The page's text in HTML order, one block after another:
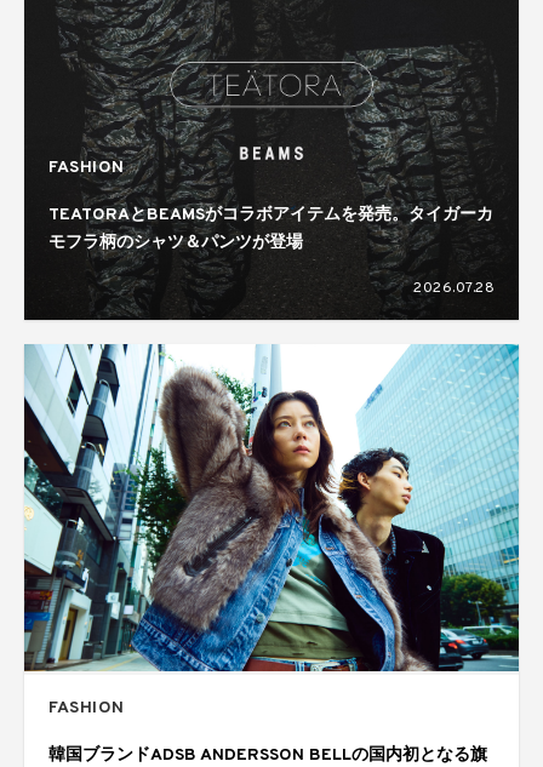
FASHION
TEATORAとBEAMSがコラボアイテムを発売。タイガーカ
モフラ柄のシャツ＆パンツが登場
2026.07.28
FASHION
韓国ブランドADSB ANDERSSON BELLの国内初となる旗